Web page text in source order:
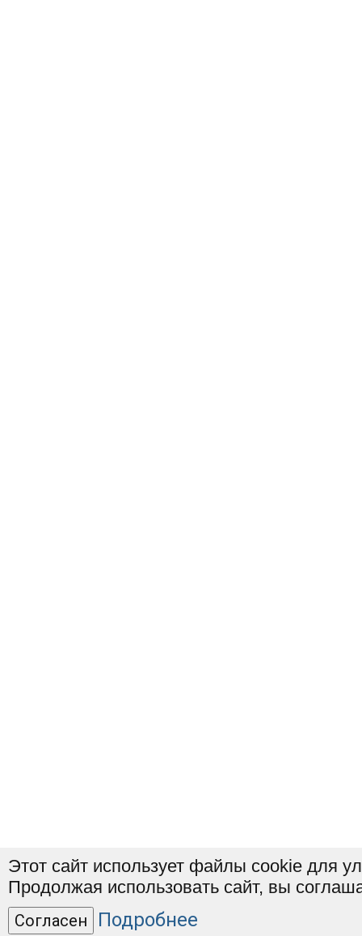
Этот сайт использует файлы cookie для
Продолжая использовать сайт, вы
Согласен Подробнее